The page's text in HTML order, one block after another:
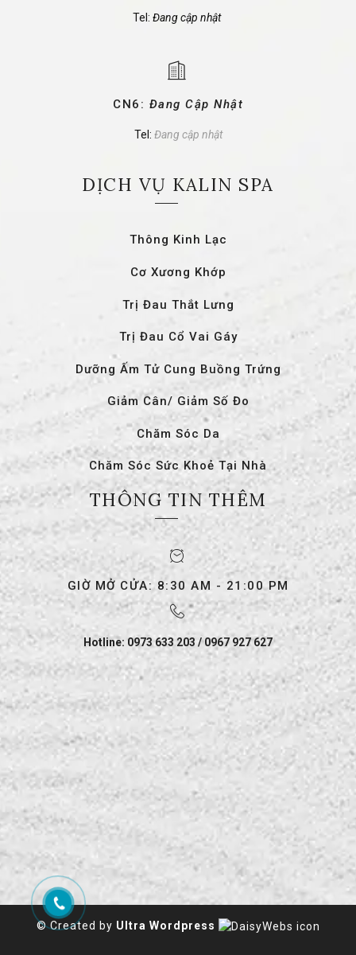
Tel: Đang cập nhật
CN6: Đang Cập Nhật
Tel: Đang cập nhật
DỊCH VỤ KALIN SPA
Thông Kinh Lạc
Cơ Xương Khớp
Trị Đau Thắt Lưng
Trị Đau Cổ Vai Gáy
Dưỡng Ấm Tử Cung Buồng Trứng
Giảm Cân/ Giảm Số Đo
Chăm Sóc Da
Chăm Sóc Sức Khoẻ Tại Nhà
THÔNG TIN THÊM
GIỜ MỞ CỬA: 8:30 AM - 21:00 PM
Hotline: 0973 633 203 / 0967 927 627
© Created by Ultra Wordpress